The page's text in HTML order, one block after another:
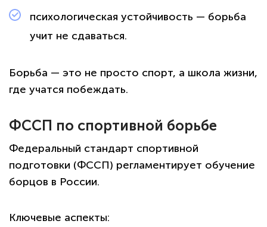
психологическая устойчивость — борьба
учит не сдаваться.
Борьба — это не просто спорт, а школа жизни,
где учатся побеждать.
ФССП по спортивной борьбе
Федеральный стандарт спортивной
подготовки (ФССП) регламентирует обучение
борцов в России.
Ключевые аспекты: